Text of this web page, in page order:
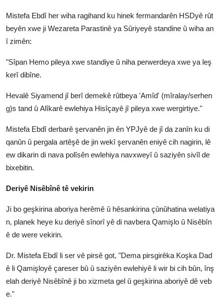
Mistefa Ebdî her wiha ragihand ku hinek fermandarên HSDyê rût
beyên xwe ji Wezareta Parastinê ya Sûriyeyê standine û wiha an
î zimên:
"Sîpan Hemo pileya xwe standiye û niha perwerdeya xwe ya leş
kerî dibîne.
Hevalê Siyamend jî berî demekê rûtbeya 'Amîd' (mîralay/serhen
g)s tand û Alîkarê ewlehiya Hisîçayê jî pileya xwe wergirtiye."
Mistefa Ebdî derbarê şervanên jin ên YPJyê de jî da zanîn ku di
qanûn û pergala artêşê de jin wekî şervanên eniyê cih nagirin, lê
ew dikarin di nava polîsên ewlehiya navxweyî û saziyên sivîl de
bixebitin.
Deriyê Nisêbînê tê vekirin
Ji bo geşkirina aboriya herêmê û hêsankirina çûnûhatina welatiya
n, planek heye ku deriyê sînorî yê di navbera Qamişlo û Nisêbîn
ê de were vekirin.
Dr. Mistefa Ebdî li ser vê pirsê got, "Dema pirsgirêka Koşka Dad
ê li Qamişloyê çareser bû û saziyên ewlehiyê li wir bi cih bûn, înş
elah deriyê Nisêbînê ji bo xizmeta gel û geşkirina aboriyê dê veb
e."